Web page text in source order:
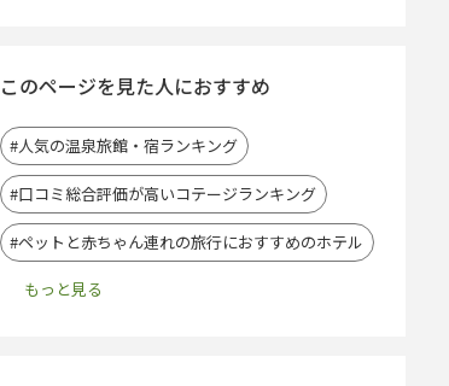
このページを見た人におすすめ
#人気の温泉旅館・宿ランキング
#口コミ総合評価が高いコテージランキング
#ペットと赤ちゃん連れの旅行におすすめのホテル